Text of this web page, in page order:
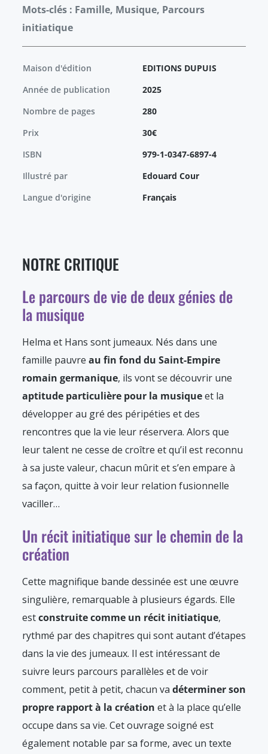
Mots-clés : Famille, Musique, Parcours
initiatique
Maison d'édition
EDITIONS DUPUIS
Année de publication
2025
Nombre de pages
280
Prix
30€
ISBN
979-1-0347-6897-4
Illustré par
Edouard Cour
Langue d'origine
Français
NOTRE CRITIQUE
Le parcours de vie de deux génies de
la musique
Helma et Hans sont jumeaux. Nés dans une
famille pauvre au fin fond du Saint-Empire
romain germanique, ils vont se découvrir une
aptitude particulière pour la musiqueet la
développer au gré des péripéties et des
rencontres que la vie leur réservera. Alors que
leur talent ne cesse de croître et qu’il est reconnu
à sa juste valeur, chacun mûrit et s’en empare à
sa façon, quitte à voir leur relation fusionnelle
vaciller…
Un récit initiatique sur le chemin de la
création
Cette magnifique bande dessinée est une œuvre
singulière, remarquable à plusieurs égards. Elle
estconstruite comme un récit initiatique,
rythmé par des chapitres qui sont autant d’étapes
dans la vie des jumeaux. Il est intéressant de
suivre leurs parcours parallèles et de voir
comment, petit à petit, chacun va déterminer son
propre rapport à la création et à la place qu’elle
occupe dans sa vie. Cet ouvrage soigné est
également notable par sa forme, avec un texte